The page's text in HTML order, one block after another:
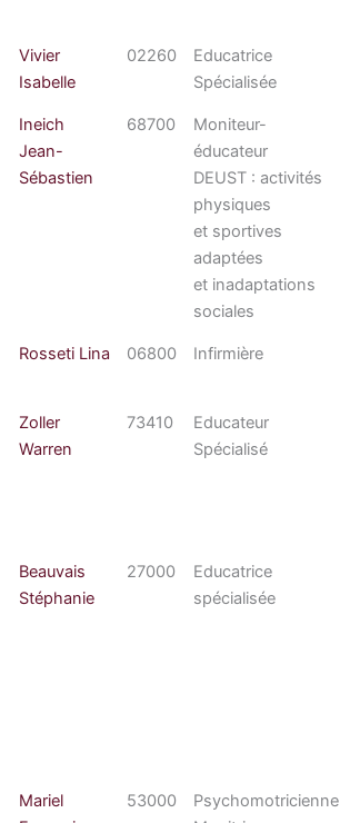
Vivier
Isabelle
02260
Educatrice
Spécialisée
Ineich
Jean-
Sébastien
68700
Moniteur-
éducateur
DEUST : activités
physiques
et sportives
adaptées
et inadaptations
sociales
Rosseti Lina 06800 Infirmière
Zoller
Warren
73410
Educateur
Spécialisé
Beauvais
Stéphanie
27000
Educatrice
spécialisée
Mariel
53000
Psychomotricienne